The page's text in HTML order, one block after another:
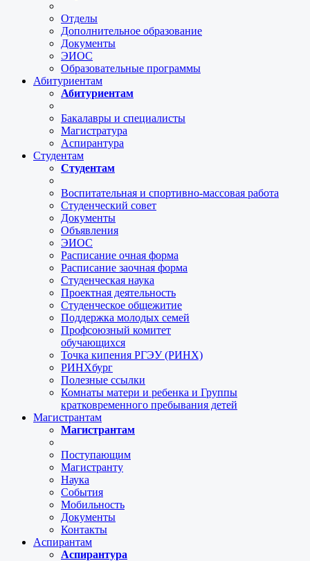
Отделы
Дополнительное образование
Документы
ЭИОС
Образовательные программы
Абитуриентам
Абитуриентам
Бакалавры и специалисты
Магистратура
Аспирантура
Студентам
Студентам
Воспитательная и спортивно-массовая работа
Студенческий совет
Документы
Объявления
ЭИОС
Расписание очная форма
Расписание заочная форма
Студенческая наука
Проектная деятельность
Студенческое общежитие
Поддержка молодых семей
Профсоюзный комитет
обучающихся
Точка кипения РГЭУ (РИНХ)
РИНХбург
Полезные ссылки
Комнаты матери и ребенка и Группы
кратковременного пребывания детей
Магистрантам
Магистрантам
Поступающим
Магистранту
Наука
События
Мобильность
Документы
Контакты
Аспирантам
Аспирантура